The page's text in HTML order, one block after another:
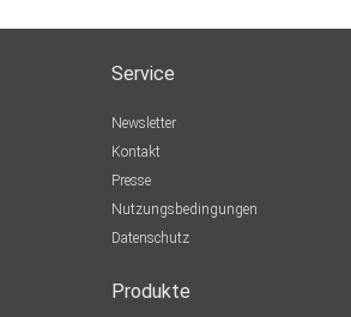
Service
Newsletter
Kontakt
Presse
Nutzungsbedingungen
Datenschutz
Produkte